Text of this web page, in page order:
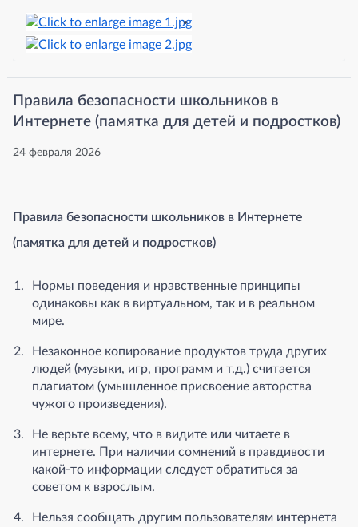
Правила безопасности школьников в
Интернете (памятка для детей и подростков)
24 февраля 2026
Правила безопасности школьников в Интернете
(памятка для детей и подростков)
Нормы поведения и нравственные принципы
одинаковы как в виртуальном, так и в реальном
мире.
Незаконное копирование продуктов труда других
людей (музыки, игр, программ и т.д.) считается
плагиатом (умышленное присвоение авторства
чужого произведения).
Не верьте всему, что в видите или читаете в
интернете. При наличии сомнений в правдивости
какой-то информации следует обратиться за
советом к взрослым.
Нельзя сообщать другим пользователям интернета